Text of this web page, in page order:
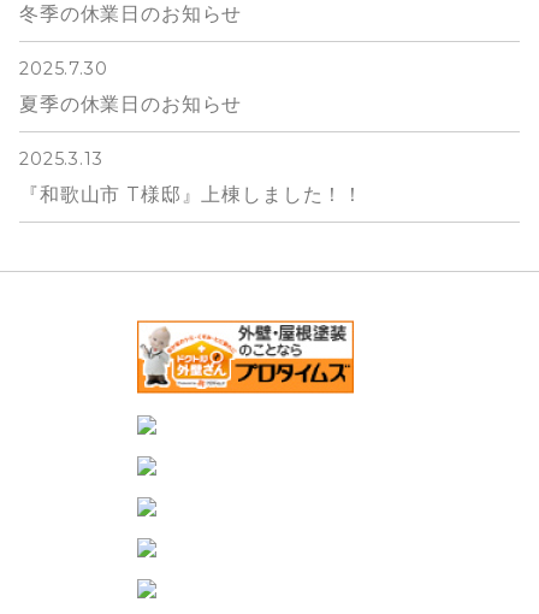
冬季の休業日のお知らせ
2025.7.30
夏季の休業日のお知らせ
2025.3.13
『和歌山市 T様邸』上棟しました！！